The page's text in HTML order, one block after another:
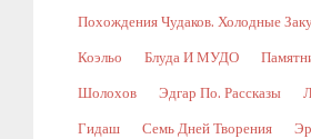
Похождения Чудаков. Холодные
Коэльо Блуда И МУДО
Шолохов Эдгар По. Рассказы
Гидаш Семь Дней Творения